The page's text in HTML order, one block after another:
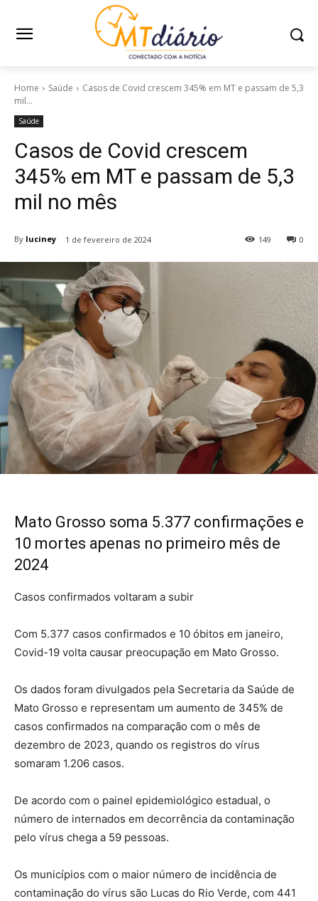
Home Saúde
Casos de Covid crescem 345% em MT e passam de 5,3
mil...
Saúde
Casos de Covid crescem
345% em MT e passam de 5,3
mil no mês
By luciney 1 de fevereiro de 2024 0
149
Mato Grosso soma 5.377 confirmações e
10 mortes apenas no primeiro mês de
2024
Casos confirmados voltaram a subir
Com 5.377 casos confirmados e 10 óbitos em janeiro,
Covid-19 volta causar preocupação em Mato Grosso.
Os dados foram divulgados pela Secretaria da Saúde de
Mato Grosso e representam um aumento de 345% de
casos confirmados na comparação com o mês de
dezembro de 2023, quando os registros do vírus
somaram 1.206 casos.
De acordo com o painel epidemiológico estadual, o
número de internados em decorrência da contaminação
pelo vírus chega a 59 pessoas.
Os municípios com o maior número de incidência de
contaminação do vírus são Lucas do Rio Verde, com 441